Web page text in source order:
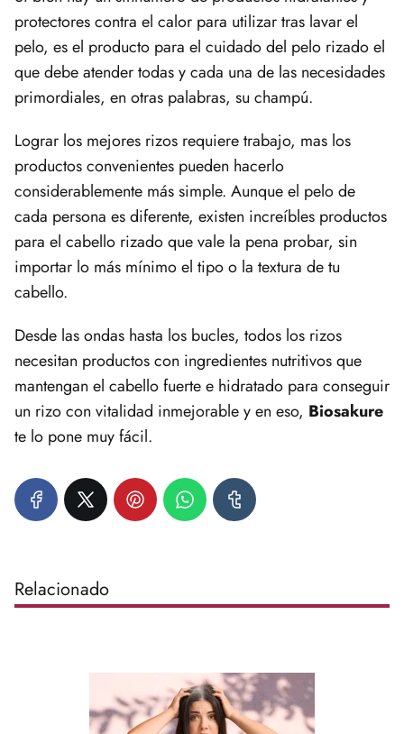
protectores contra el calor para utilizar tras lavar el
pelo, es el producto para el cuidado del pelo rizado el
que debe atender todas y cada una de las necesidades
primordiales, en otras palabras, su champú.
Lograr los mejores rizos requiere trabajo, mas los
productos convenientes pueden hacerlo
considerablemente más simple. Aunque el pelo de
cada persona es diferente, existen increíbles productos
para el cabello rizado que vale la pena probar, sin
importar lo más mínimo el tipo o la textura de tu
cabello.
Desde las ondas hasta los bucles, todos los rizos
necesitan productos con ingredientes nutritivos que
mantengan el cabello fuerte e hidratado para conseguir
un rizo con vitalidad inmejorable y en eso, Biosakure
te lo pone muy fácil.
Relacionado